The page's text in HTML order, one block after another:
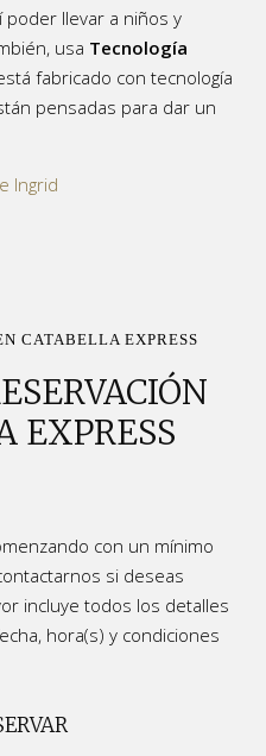
poder llevar a niños y
usa Tecnología
fabricado con tecnología
pensadas para dar un
Ingrid
CATABELLA EXPRESS
EXPRESS
con un mínimo
si deseas
incluye todos los detalles
hora(s) y condiciones